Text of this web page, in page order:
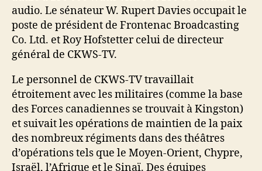
audio. Le sénateur W. Rupert Davies occupait le
poste de président de Frontenac Broadcasting
Co. Ltd. et Roy Hofstetter celui de directeur
général de CKWS-TV.
Le personnel de CKWS-TV travaillait
étroitement avec les militaires (comme la base
des Forces canadiennes se trouvait à Kingston)
et suivait les opérations de maintien de la paix
des nombreux régiments dans des théâtres
d’opérations tels que le Moyen-Orient, Chypre,
Israël, l’Afrique et le Sinaï. Des équipes